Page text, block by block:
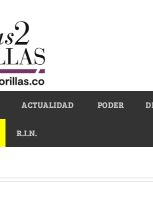
ACTUALIDAD PODER
R.I.N.